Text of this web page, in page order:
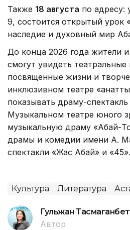
Также 18 августа по адресу:
9, состоится открытый урок
наследие и духовный мир
До конца 2026 года жители
смогут увидеть театральные
посвященные жизни и
инклюзивном театре
показывать драму-
Музыкальном театре юного
музыкальную драму «Абай-
драмы и комедии имени А.
спектакли «Жас Абай» и «45».
Культура Литература
Гульжан
Автор